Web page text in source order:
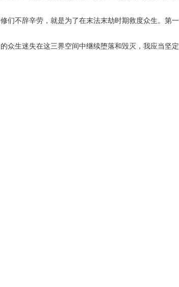
们不辞辛劳，就是为了在末法末劫时期救度众生。第一
众生迷失在这三界空间中继续堕落和毁灭，我应当坚定